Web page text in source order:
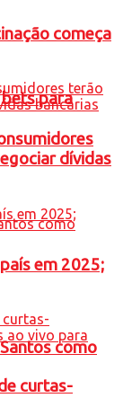
para
como
começa
dívidas
em 2025;
curtas-